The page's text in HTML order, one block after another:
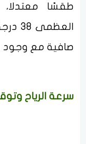
طقسًا
صافية مع وجود
سرعة الرياح